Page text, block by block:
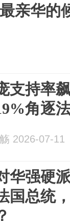
亲华的
支持率
角逐
2026-07-11
华强硬
国总统